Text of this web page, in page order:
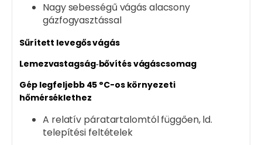
Nagy sebességű vágás alacsony
gázfogyasztással
Sűrített levegős vágás
Lemezvastagság‑bővítés vágáscsomag
Gép legfeljebb 45 °C-os környezeti
hőmérséklethez
A relatív páratartalomtól függően, ld.
telepítési feltételek